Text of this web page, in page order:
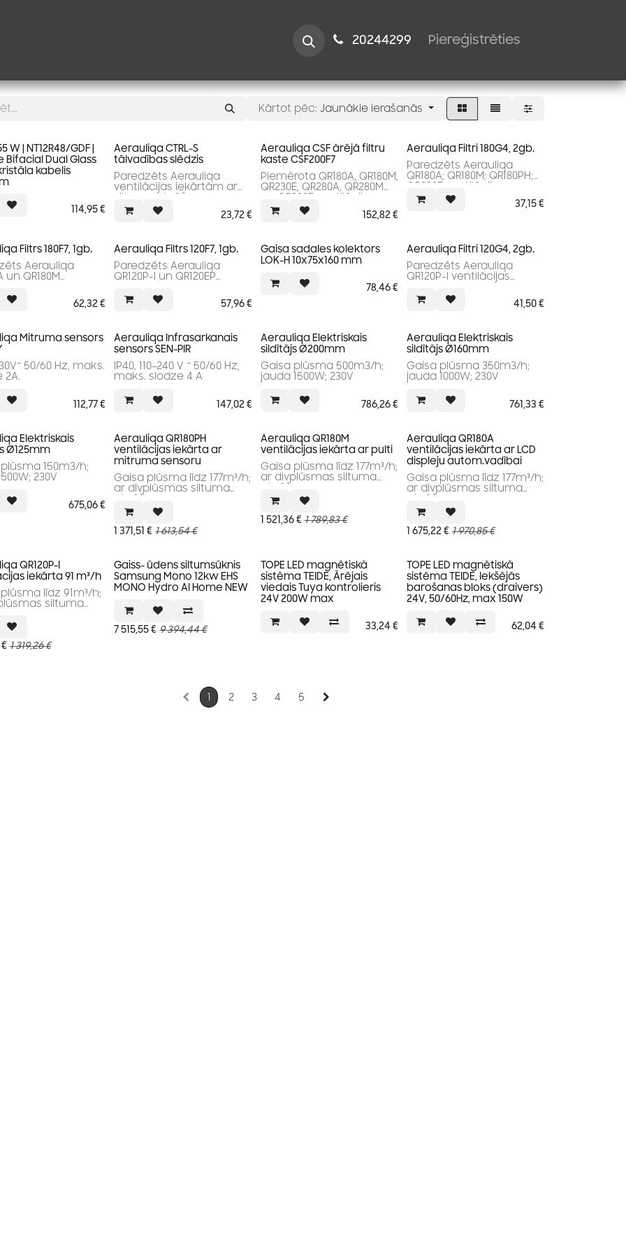
Speciālistiem 2024​​4299 Piereģistrēties
Kārtot pēc: Jaunākie ierašanās
W | NT12R48/GDF |
Bifacial Dual Glass
kabelis
114,95€
Aerauliqa CTRL-S
tālvadības slēdzis
Paredzēts Aerauliqa
ventilācijas iekārtām ar
siltuma atgūšanu.
23,72€
Aerauliqa CSF ārējā filtru
kaste CSF200F7
Piemērota QR180A, QR180M,
QR230E, QR280A, QR280M
un QR280E ventilācijas
iekārtām.
152,82€
Aerauliqa Filtri 180G4, 2gb.
Paredzēts Aerauliqa
QR180A; QR180M; QR180PH;
QR230E ventilācijas
iekārtām
37,15€
Filtrs 180F7, 1gb.
Aerauliqa
un QR180M
62,32€
Aerauliqa Filtrs 120F7, 1gb.
Paredzēts Aerauliqa
QR120P-I un QR120EP
57,96€
Gaisa sadales kolektors
LOK-H 10x75x160 mm
78,46€
Aerauliqa Filtri 120G4, 2gb.
Paredzēts Aerauliqa
QR120P-I ventilācijas
41,50€
Mitruma sensors
50/60 Hz, maks.
2A.
112,77€
Aerauliqa Infrasarkanais
sensors SEN-PIR
IP40, 110–240 V ~ 50/60 Hz,
maks. slodze 4 A
147,02€
Aerauliqa Elektriskais
sildītājs Ø200mm
Gaisa plūsma 500m3/h;
jauda 1500W; 230V
786,26€
Aerauliqa Elektriskais
sildītājs Ø160mm
Gaisa plūsma 350m3/h;
jauda 1000W; 230V
761,33 €
Elektriskais
Ø125mm
150m3/h;
230V
675,06€
Aerauliqa QR180PH
ventilācijas iekārta ar
mitruma sensoru
Gaisa plūsma līdz 177m³/h;
ar divplūsmas siltuma
atgūšanu
1 371,51 € 1 613,54€
Aerauliqa QR180M
ventilācijas iekārta ar pulti
Gaisa plūsma līdz 177m³/h;
ar divplūsmas siltuma
atgūšanu
1 521,36€ 1 789,83€
Aerauliqa QR180A
ventilācijas iekārta ar LCD
displeju autom.vadībai
Gaisa plūsma līdz 177m³/h;
ar divplūsmas siltuma
atgūšanu
1 675,22€ 1 970,85€
QR120P-I
iekārta 91 m³/h
līdz 91m³/h;
siltuma
€ 1 319,26€
Gaiss- ūdens siltumsūknis
Samsung Mono 12kw EHS
MONO Hydro AI Home NEW
7 515,55€ 9 394,44€
TOPE LED magnētiskā
sistēma TEIDE, Ārējais
viedais Tuya kontrolieris
24V 200W max
33,24 €
TOPE LED magnētiskā
sistēma TEIDE, Iekšējās
barošanas bloks (draivers)
24V, 50/60Hz, max 150W
62,04 €
1 2 3 4 5